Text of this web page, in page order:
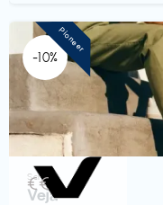
-10%
Schuhe
Veja
€€‎
Pioneer